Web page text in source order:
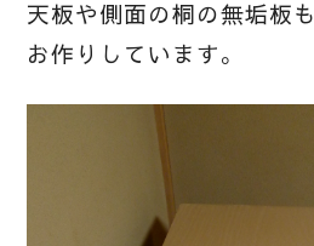
天板や側面の桐の無垢板
お作りしています。